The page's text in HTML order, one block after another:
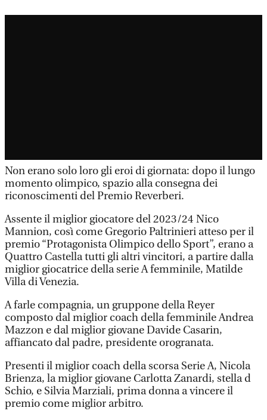
Non erano solo loro gli eroi di giornata: dopo il lungo
momento olimpico, spazio alla consegna dei
riconoscimenti del Premio Reverberi.
Assente il miglior giocatore del 2023/24 Nico
Mannion, così come Gregorio Paltrinieri atteso per il
premio “Protagonista Olimpico dello Sport”, erano a
Quattro Castella tutti gli altri vincitori, a partire dalla
miglior giocatrice della serie A femminile, Matilde
Villa di Venezia.
A farle compagnia, un gruppone della Reyer
composto dal miglior coach della femminile Andrea
Mazzon e dal miglior giovane Davide Casarin,
affiancato dal padre, presidente orogranata.
Presenti il miglior coach della scorsa Serie A, Nicola
Brienza, la miglior giovane Carlotta Zanardi, stella d
Schio, e Silvia Marziali, prima donna a vincere il
premio come miglior arbitro.